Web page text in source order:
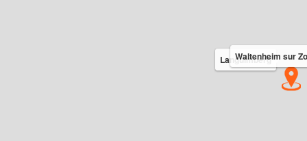
Languimberg
Waltenheim sur